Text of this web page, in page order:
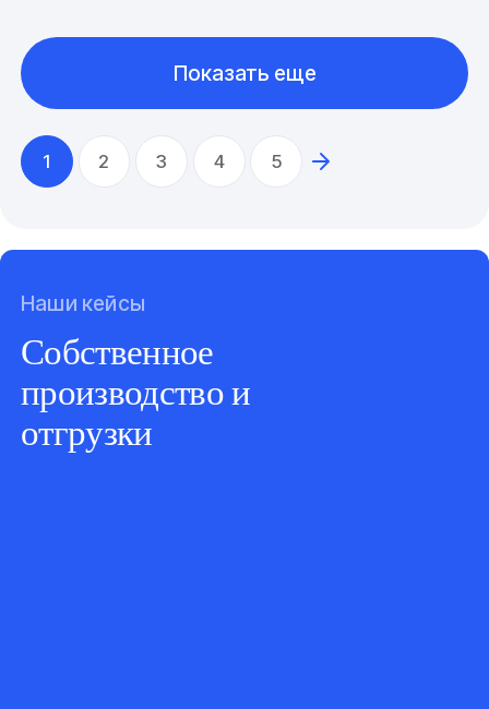
1 2 3 4 5
Показать еще
Наши кейсы
Собственное
производство и
отгрузки